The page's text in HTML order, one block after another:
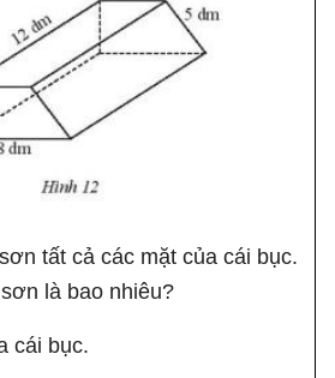
tất cả các mặt của cái bục.
là bao nhiêu?
cái bục.